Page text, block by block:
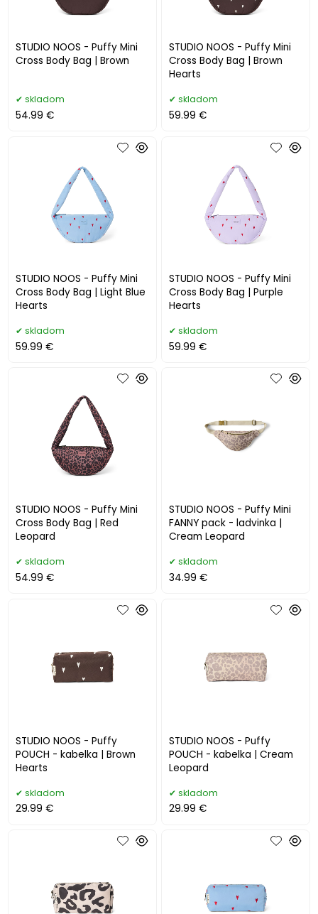
STUDIO NOOS - Puffy Mini
Cross Body Bag | Brown
skladom
54.99 €
STUDIO NOOS - Puffy Mini
Cross Body Bag | Brown
Hearts
skladom
59.99 €
STUDIO NOOS - Puffy Mini
Cross Body Bag | Light Blue
Hearts
skladom
59.99 €
STUDIO NOOS - Puffy Mini
Cross Body Bag | Purple
Hearts
skladom
59.99 €
STUDIO NOOS - Puffy Mini
Cross Body Bag | Red
Leopard
skladom
54.99 €
STUDIO NOOS - Puffy Mini
FANNY pack - ladvinka |
Cream Leopard
skladom
34.99 €
STUDIO NOOS - Puffy
POUCH - kabelka | Brown
Hearts
skladom
29.99 €
STUDIO NOOS - Puffy
POUCH - kabelka | Cream
Leopard
skladom
29.99 €